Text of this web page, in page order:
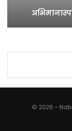
© 2026 -